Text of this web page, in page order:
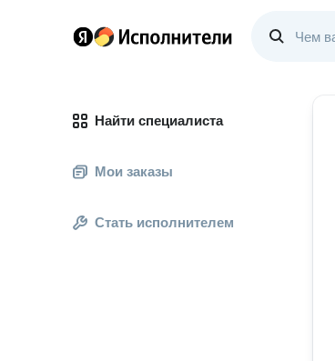
Найти специалиста
Мои заказы
Стать исполнителем